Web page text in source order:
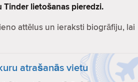
lietošanas pieredzi.
attēlus un ieraksti biogrāfiju, lai
atrašanās vietu